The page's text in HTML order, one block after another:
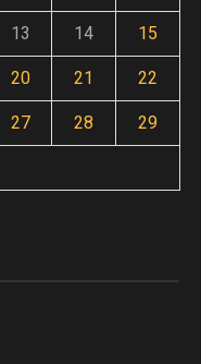
13 14 15
20 21 22
27 28 29